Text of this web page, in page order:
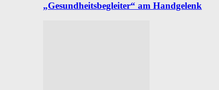
„Gesundheitsbegleiter“ am Handgelenk